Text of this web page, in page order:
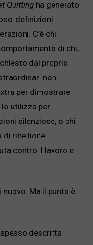
Quittingha generato
definizioni
C’è chi
di chi,
dal proprio
non
per dimostrare
lo utilizza per
silenziose, o chi
di ribellione
contro il lavoro e
Ma il punto è
descritta